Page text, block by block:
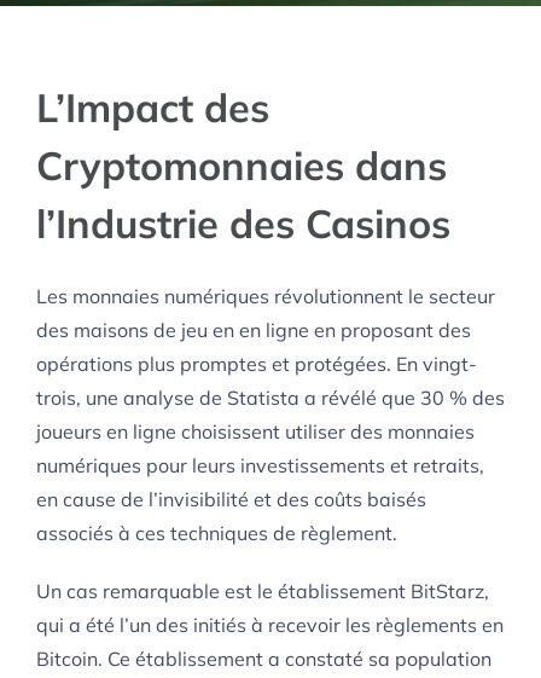
CONTACT
L’Impact des
Cryptomonnaies dans
l’Industrie des Casinos
Les monnaies numériques révolutionnent le secteur
des maisons de jeu en en ligne en proposant des
opérations plus promptes et protégées. En vingt-
trois, une analyse de Statista a révélé que 30 % des
joueurs en ligne choisissent utiliser des monnaies
numériques pour leurs investissements et retraits,
en cause de l’invisibilité et des coûts baisés
associés à ces techniques de règlement.
Un cas remarquable est le établissement BitStarz,
qui a été l’un des initiés à recevoir les règlements en
Bitcoin. Ce établissement a constaté sa population